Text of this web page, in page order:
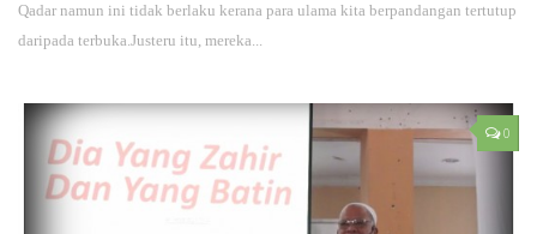
Qadar namun ini tidak berlaku kerana para ulama kita berpandangan tertutup
daripada terbuka.Justeru itu, mereka...
0